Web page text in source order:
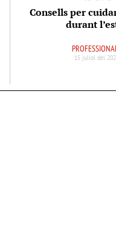
Consells per
durant
15 juliol del